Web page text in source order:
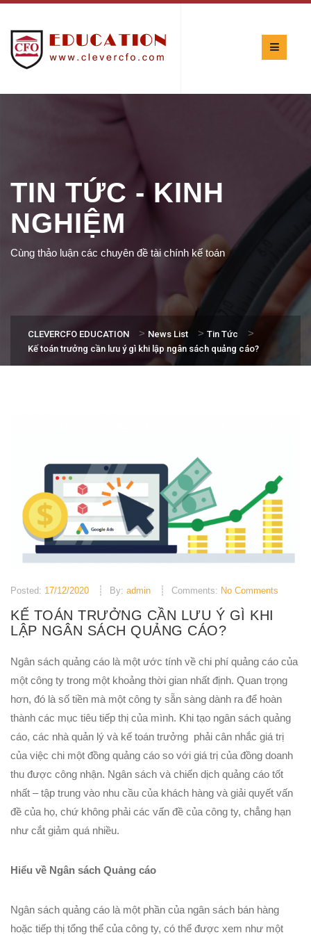
TIN TỨC - KINH
NGHIỆM
Cùng thảo luận các chuyên đề tài chính kế toán
CLEVERCFO EDUCATION > News List > Tin Tức >
Kế toán trưởng cần lưu ý gì khi lập ngân sách quảng cáo?
Posted: 17/12/2020 By: admin Comments: No Comments
KẾ TOÁN TRƯỞNG CẦN LƯU Ý GÌ KHI
LẬP NGÂN SÁCH QUẢNG CÁO?
Ngân sách quảng cáo là một ước tính về chi phí quảng cáo của
một công ty trong một khoảng thời gian nhất định. Quan trọng
hơn, đó là số tiền mà một công ty sẵn sàng dành ra để hoàn
thành các mục tiêu tiếp thị của mình. Khi tạo ngân sách quảng
cáo, các nhà quản lý và kế toán trưởng phải cân nhắc giá trị
của việc chi một đồng quảng cáo so với giá trị của đồng doanh
thu được công nhận. Ngân sách và chiến dịch quảng cáo tốt
nhất – tập trung vào nhu cầu của khách hàng và giải quyết vấn
đề của họ, chứ không phải các vấn đề của công ty, chẳng hạn
như cắt giảm quá nhiều.
Hiểu về Ngân sách Quảng cáo
Ngân sách quảng cáo là một phần của ngân sách bán hàng
hoặc tiếp thị tổng thể của công ty, có thể được xem như một